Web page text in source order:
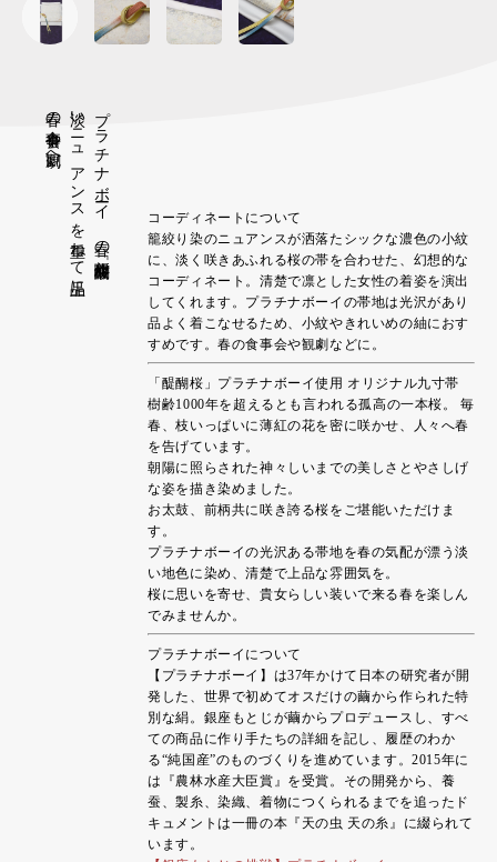
プラチナボーイ 春の新作「醍醐桜」
淡いニュアンスを重ねて上品に
春の食事会や観劇へ
コーディネートについて
籠絞り染のニュアンスが洒落たシックな濃色の小紋
に、淡く咲きあふれる桜の帯を合わせた、幻想的な
コーディネート。清楚で凛とした女性の着姿を演出
してくれます。プラチナボーイの帯地は光沢があり
品よく着こなせるため、小紋やきれいめの紬におす
すめです。春の食事会や観劇などに。
「醍醐桜」プラチナボーイ使用 オリジナル九寸帯
樹齢1000年を超えるとも言われる孤高の一本桜。 毎
春、枝いっぱいに薄紅の花を密に咲かせ、人々へ春
を告げています。
朝陽に照らされた神々しいまでの美しさとやさしげ
な姿を描き染めました。
お太鼓、前柄共に咲き誇る桜をご堪能いただけま
す。
プラチナボーイの光沢ある帯地を春の気配が漂う淡
い地色に染め、清楚で上品な雰囲気を。
桜に思いを寄せ、貴女らしい装いで来る春を楽しん
でみませんか。
プラチナボーイについて
【プラチナボーイ】は37年かけて日本の研究者が開
発した、世界で初めてオスだけの繭から作られた特
別な絹。銀座もとじが繭からプロデュースし、すべ
ての商品に作り手たちの詳細を記し、履歴のわか
る“純国産”のものづくりを進めています。2015年に
は『農林水産大臣賞』を受賞。その開発から、養
蚕、製糸、染織、着物につくられるまでを追ったド
キュメントは一冊の本『天の虫 天の糸』に綴られて
います。